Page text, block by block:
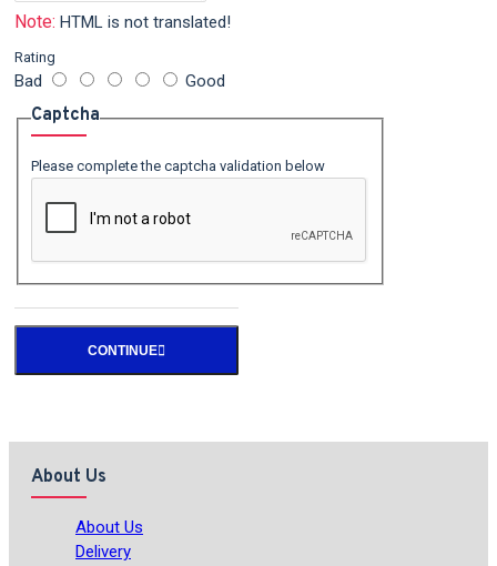
Note: HTML is not translated!
Rating
Bad Good
Captcha
Please complete the captcha validation below
CONTINUE
About Us
About Us
Delivery